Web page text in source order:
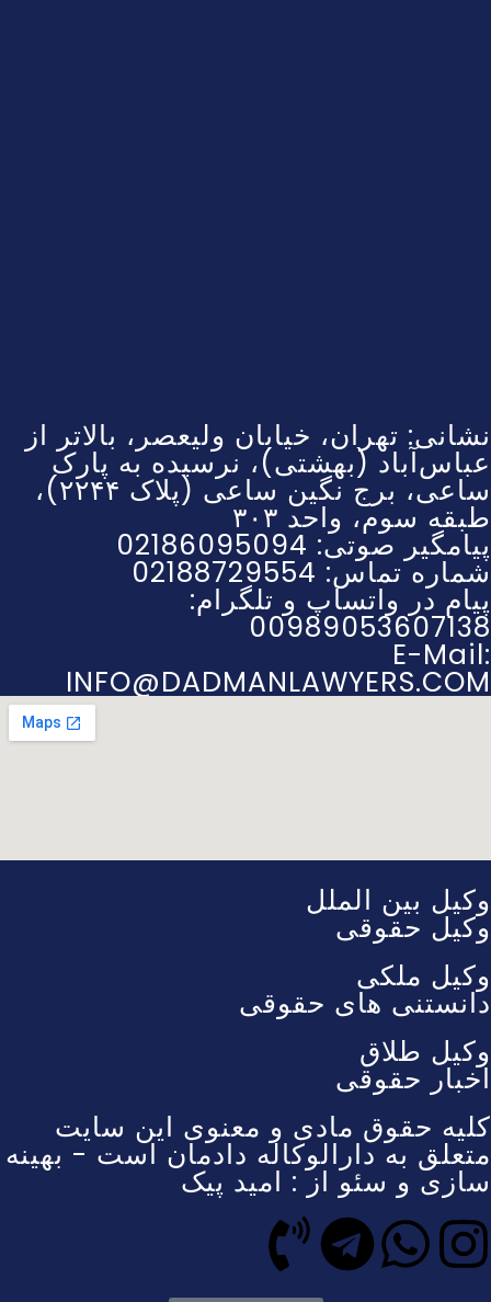
نشانی: تهران، خیابان ولیعصر، بالاتر از
عباس‌آباد (بهشتی)، نرسیده به پارک
ساعی، برج نگین ساعی (پلاک ۲۲۴۴)،
طبقه سوم، واحد ۳۰۳
پیامگیر صوتی: 02186095094
شماره تماس: 02188729554
پیام در واتساپ و تلگرام:
00989053607138
E-Mail:
INFO@DADMANLAWYERS.COM
وکیل بین الملل
وکیل حقوقی
وکیل ملکی
دانستنی های حقوقی
وکیل طلاق
اخبار حقوقی
کلیه حقوق مادی و معنوی این سایت
متعلق به دارالوکاله دادمان است - بهینه
سازی و سئو از : امید پیک